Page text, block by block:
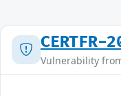
CERTFR-
Vulnerability